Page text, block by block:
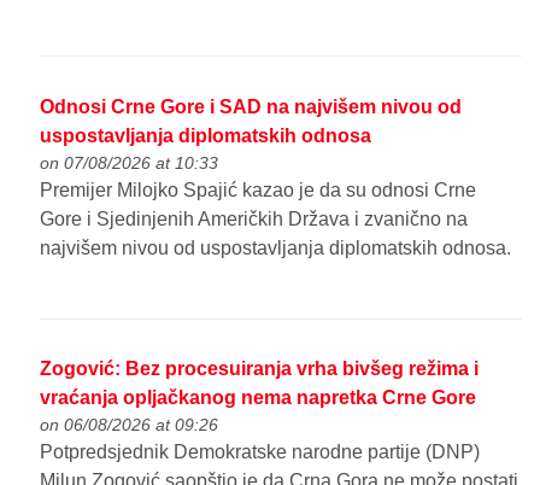
Odnosi Crne Gore i SAD na najvišem nivou od
uspostavljanja diplomatskih odnosa
on 07/08/2026 at 10:33
Premijer Milojko Spajić kazao je da su odnosi Crne
Gore i Sjedinjenih Američkih Država i zvanično na
najvišem nivou od uspostavljanja diplomatskih odnosa.
Zogović: Bez procesuiranja vrha bivšeg režima i
vraćanja opljačkanog nema napretka Crne Gore
on 06/08/2026 at 09:26
Potpredsjednik Demokratske narodne partije (DNP)